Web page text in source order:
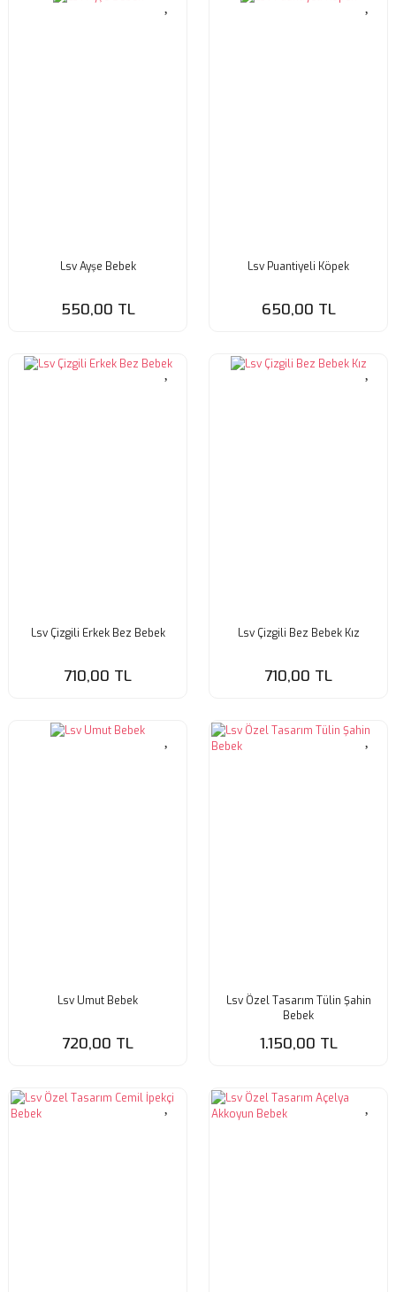
Lsv Ayşe Bebek
550,00 TL
Lsv Puantiyeli Köpek
650,00 TL
Lsv Çizgili Erkek Bez Bebek
710,00 TL
Lsv Çizgili Bez Bebek Kız
710,00 TL
Lsv Umut Bebek
720,00 TL
Lsv Özel Tasarım Tülin Şahin
Bebek
1.150,00 TL